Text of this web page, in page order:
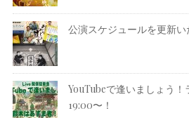
公演スケジュールを更新い
YouTubeで逢いましょう！
19:00〜！